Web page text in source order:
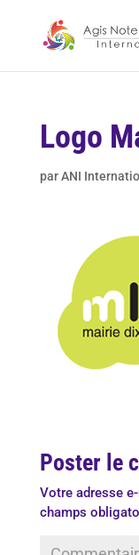
Logo
parANI
Poster le
Votre adresse
champs